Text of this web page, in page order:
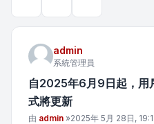
admin
系統管理員
自2025年6月9日起，
式將更新
文章
由 admin »2025年 5月 28日,